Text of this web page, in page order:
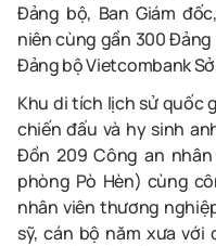
Đảng bộ, Ban Giám
niên cùng gần 300
Đảng bộ Vietcombank
Khu di tích lịch sử quốc
chiến đấu và hy sinh
Đồn 209 Công an
phòng Pò Hèn) cùng
nhân viên thương
sỹ, cán bộ năm xưa